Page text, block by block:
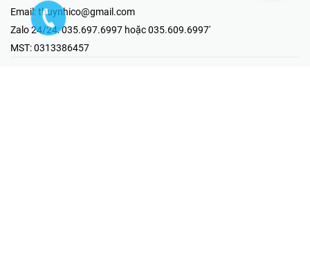
Email: thuynhico@gmail.com
Zalo 24/24:035.697.6997 hoặc 035.609.6997'
MST:0313386457